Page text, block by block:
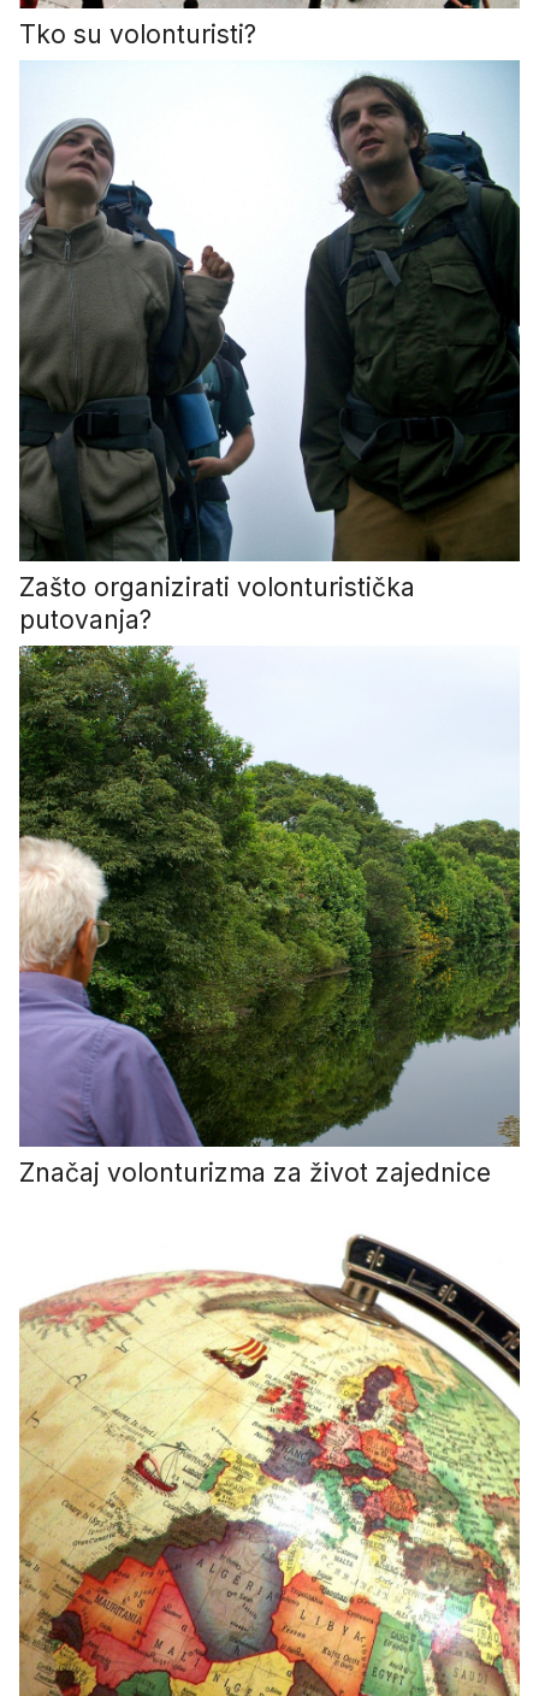
Tko su volonturisti?
Zašto organizirati volonturistička
putovanja?
Značaj volonturizma za život zajednice